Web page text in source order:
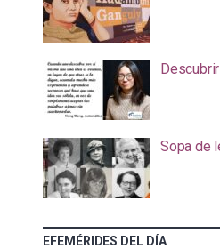
Sopa de
EFEMÉRIDES DEL DÍA